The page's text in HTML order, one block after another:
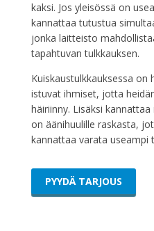
kaksi. Jos yleisössä on
kannattaa tutustua
jonka laitteisto
tapahtuvan tulkkauksen.
Kuiskaustulkkauksessa on
istuvat ihmiset, jotta
häiriinny. Lisäksi
on äänihuulille raskasta,
kannattaa varata useampi
PYYDÄ TARJOUS